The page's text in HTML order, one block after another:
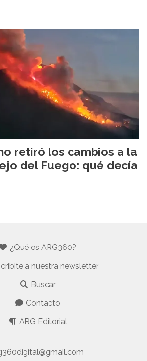
retiró los cambios a la
del Fuego: qué decía
¿Qué es ARG360?
a nuestra newsletter
Buscar
Contacto
ARG Editorial